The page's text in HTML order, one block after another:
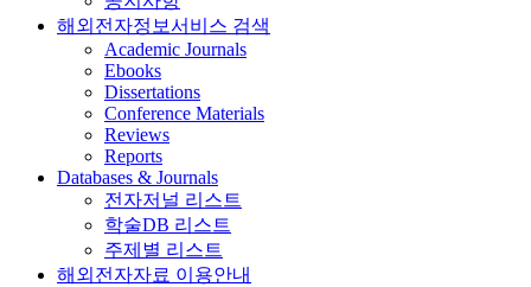
해외전자정보서비스 검색
Academic Journals
Ebooks
Dissertations
Conference Materials
Reviews
Reports
Databases & Journals
전자저널 리스트
학술DB 리스트
주제별 리스트
해외전자자료 이용안내